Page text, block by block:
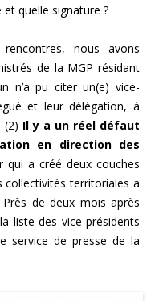
quelle signature ?
nous avons
de la MGP résidant
n’a pu citer un(e) vice-
et leur délégation, à
(2) Il y a un réel défaut
en direction des
qui a créé deux couches
collectivités territoriales a
de deux mois après
liste des vice-présidents
service de presse de la